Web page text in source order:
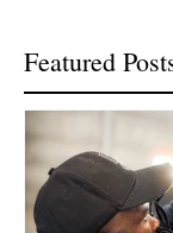
Featured